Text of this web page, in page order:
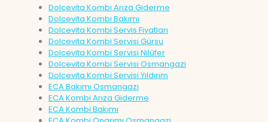
Dolcevita Kombi Arıza Giderme
Dolcevita Kombi Bakımı
Dolcevita Kombi Servis Fiyatları
Dolcevita Kombi Servisi Gürsu
Dolcevita Kombi Servisi Nilüfer
Dolcevita Kombi Servisi Osmangazi
Dolcevita Kombi Servisi Yıldırım
ECA Bakımı Osmangazi
ECA Kombi Arıza Giderme
ECA Kombi Bakımı